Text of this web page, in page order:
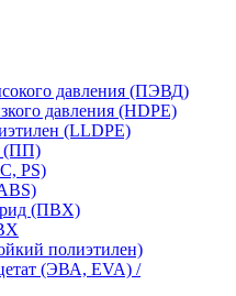
давления (ПЭВД)
давления (HDPE)
(LLDPE)
(ПП)
PS)
(ПВХ)
полиэтилен)
(ЭВА, EVA) /